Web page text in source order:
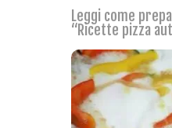
Leggi come
“Ricette pizza